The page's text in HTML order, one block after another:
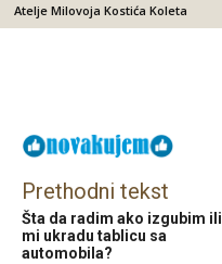
Atelje Milovoja Kostića Koleta
Prethodni tekst
Šta da radim ako izgubim ili
mi ukradu tablicu sa
automobila?